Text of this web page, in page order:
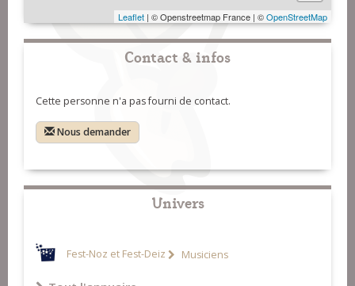
Leaflet | © Openstreetmap France | ©OpenStreetMap
Contact & infos
Cette personne n'a pas fourni de contact.
Nous demander
Univers
Fest-Noz et Fest-Deiz Musiciens